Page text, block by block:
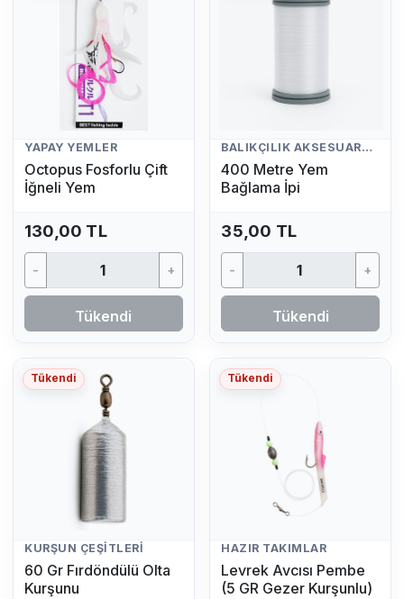
YAPAY YEMLER
Octopus Fosforlu Çift
İğneli Yem
130,00 TL
- +
Tükendi
BALIKÇILIK AKSESUARLARI
400 Metre Yem
Bağlama İpi
35,00 TL
- +
Tükendi
Tükendi
KURŞUN ÇEŞITLERI
60 Gr Fırdöndülü Olta
Kurşunu
Tükendi
HAZIR TAKIMLAR
Levrek Avcısı Pembe
(5 GR Gezer Kurşunlu)